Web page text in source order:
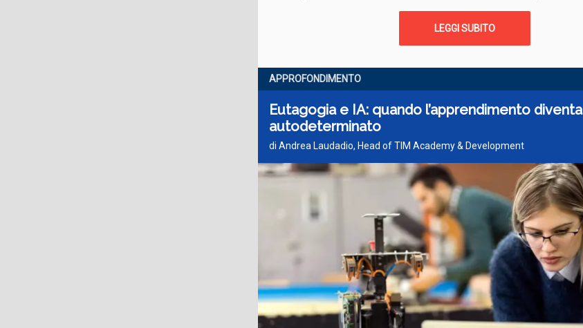
LEGGI SUBITO
APPROFONDIMENTO
Eutagogia e IA: quando l’apprendimento diventa
autodeterminato
di Andrea Laudadio, Head of TIM Academy & Development